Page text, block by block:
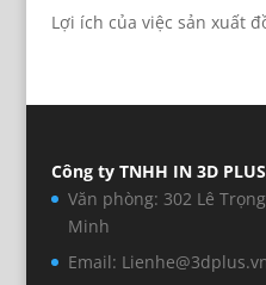
Lợi ích của việc sản xuất
Công ty TNHH IN 3D PLUS
Văn phòng: 302 Lê
Minh
Email: